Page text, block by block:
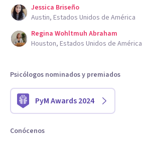
Jessica Briseño
Austin, Estados Unidos de América
Regina Wohltmuh Abraham
Houston, Estados Unidos de América
Psicólogos nominados y premiados
PyM Awards 2024
Conócenos